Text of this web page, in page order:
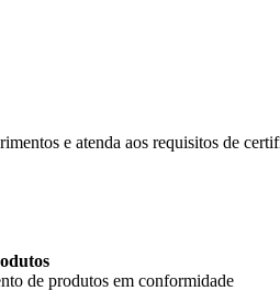
e atenda aos requisitos de
de produtos em conformidade